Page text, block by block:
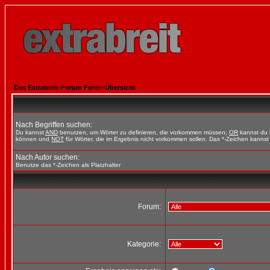
Das Extrabreit-Forum Foren-Übersicht
Nach Begriffen suchen:
Du kannstAND benutzen, um Wörter zu definieren, die vorkommen müssen; OR kannst du
können und NOT für Wörter, die im Ergebnis nicht vorkommen sollen. Das *-Zeichen
Nach Autor suchen:
Benutze das *-Zeichen als Platzhalter
Forum:
Kategorie: